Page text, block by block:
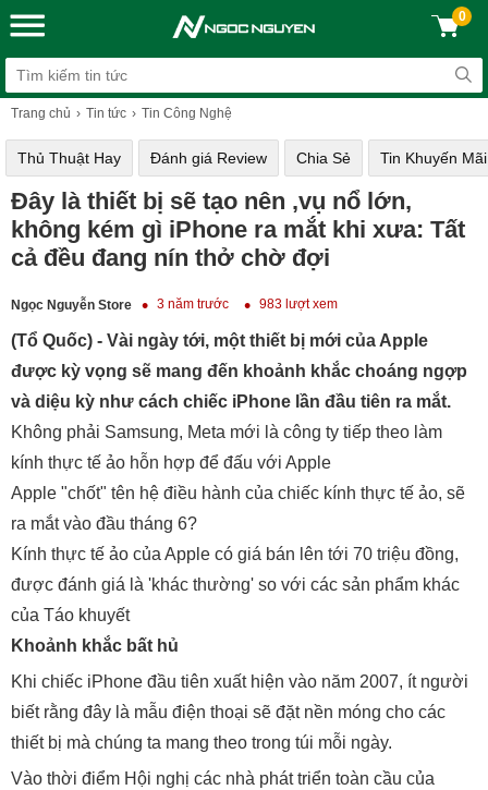
0
Trang chủ Tin tức Tin Công Nghệ
Thủ Thuật Hay Đánh giá Review Chia Sẻ Tin Khuyến Mãi
Đây là thiết bị sẽ tạo nên ,vụ nổ lớn,
không kém gì iPhone ra mắt khi xưa: Tất
cả đều đang nín thở chờ đợi
Ngọc Nguyễn Store 3 năm trước 983 lượt xem
(Tổ Quốc) - Vài ngày tới, một thiết bị mới của Apple
được kỳ vọng sẽ mang đến khoảnh khắc choáng ngợp
và diệu kỳ như cách chiếc iPhone lần đầu tiên ra mắt.
Không phải Samsung, Meta mới là công ty tiếp theo làm
kính thực tế ảo hỗn hợp để đấu với Apple
Apple "chốt" tên hệ điều hành của chiếc kính thực tế ảo, sẽ
ra mắt vào đầu tháng 6?
Kính thực tế ảo của Apple có giá bán lên tới 70 triệu đồng,
được đánh giá là 'khác thường' so với các sản phẩm khác
của Táo khuyết
Khoảnh khắc bất hủ
Khi chiếc iPhone đầu tiên xuất hiện vào năm 2007, ít người
biết rằng đây là mẫu điện thoại sẽ đặt nền móng cho các
thiết bị mà chúng ta mang theo trong túi mỗi ngày.
Vào thời điểm Hội nghị các nhà phát triển toàn cầu của